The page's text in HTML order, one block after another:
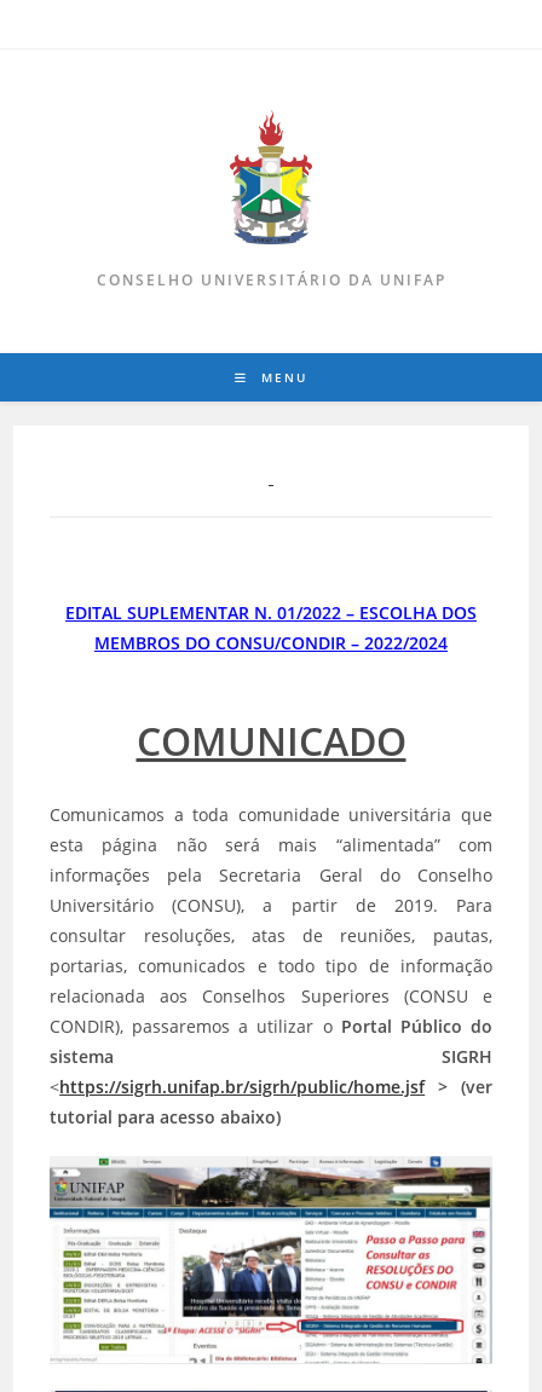
CONSELHO UNIVERSITÁRIO DA UNIFAP
MENU
EDITAL SUPLEMENTAR N. 01/2022 – ESCOLHA DOS
MEMBROS DO CONSU/CONDIR – 2022/2024
COMUNICADO
Comunicamos a toda comunidade universitária que
esta página não será mais “alimentada” com
informações pela Secretaria Geral do Conselho
Universitário (CONSU), a partir de 2019. Para
consultar resoluções, atas de reuniões, pautas,
portarias, comunicados e todo tipo de informação
relacionada aos Conselhos Superiores (CONSU e
CONDIR), passaremos a utilizar o Portal Público do
sistema SIGRH
<https://sigrh.unifap.br/sigrh/public/home.jsf > (ver
tutorial para acesso abaixo)